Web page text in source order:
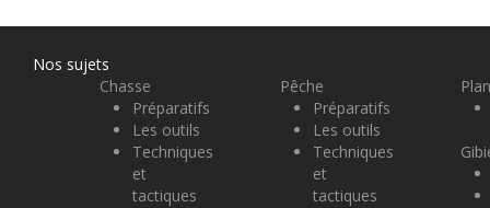
Nos sujets
Chasse
Préparatifs
Les outils
Techniques
et
tactiques
Pêche
Préparatifs
Les outils
Techniques
et
tactiques